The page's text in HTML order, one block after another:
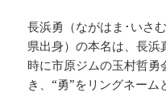
長浜勇（ながはま･いさ
県出身）の本名は、長浜
時に市原ジムの玉村哲勇
き、“勇”をリングネーム